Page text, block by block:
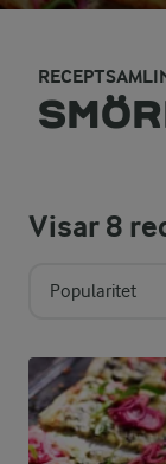
Visar8
Popularitet